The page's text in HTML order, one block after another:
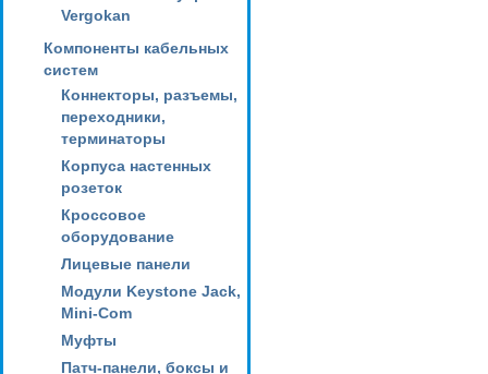
Vergokan
Компоненты кабельных
систем
Коннекторы, разъемы,
переходники,
терминаторы
Корпуса настенных
розеток
Кроссовое
оборудование
Лицевые панели
Модули Keystone Jack,
Mini-Com
Муфты
Патч-панели, боксы и